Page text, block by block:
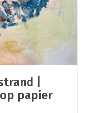
|
papier